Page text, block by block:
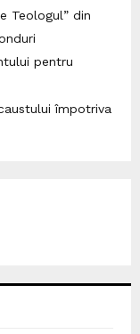
Teologul” din
pentru
împotriva